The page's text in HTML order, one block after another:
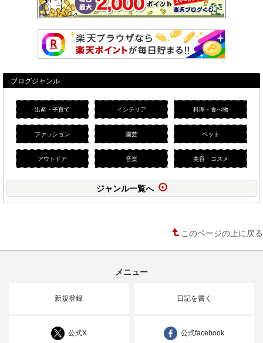
ブログジャンル
出産・子育て インテリア 料理・食べ物
ファッション 園芸 ペット
アウトドア 音楽 美容・コスメ
ジャンル一覧へ
このページの上に戻る
メニュー
新規登録 日記を書く
公式X 公式facebook